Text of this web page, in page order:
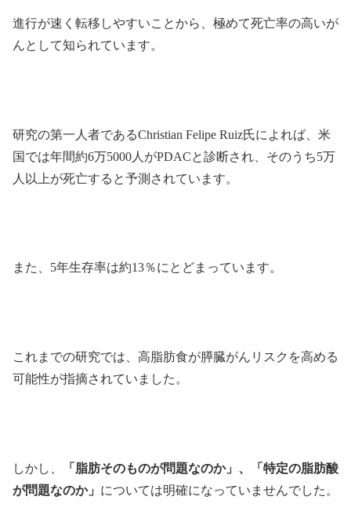
進行が速く転移しやすいことから、極めて死亡率の高いが
んとして知られています。
研究の第一人者であるChristian Felipe Ruiz氏によれば、米
国では年間約6万5000人がPDACと診断され、そのうち5万
人以上が死亡すると予測されています。
また、5年生存率は約13％にとどまっています。
これまでの研究では、高脂肪食が膵臓がんリスクを高める
可能性が指摘されていました。
しかし、
「脂肪そのものが問題なのか」、「特定の脂肪酸
が問題なのか」 については明確になっていませんでした。